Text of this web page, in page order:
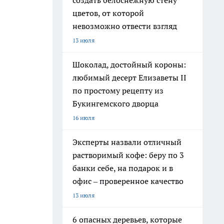
цветов, от которой
невозможно отвести взгляд
13 июля
Шоколад, достойный короны:
любимый десерт Елизаветы II
по простому рецепту из
Букингемского дворца
16 июля
Эксперты назвали отличный
растворимый кофе: беру по 3
банки себе, на подарок и в
офис – проверенное качество
13 июля
6 опасных деревьев, которые